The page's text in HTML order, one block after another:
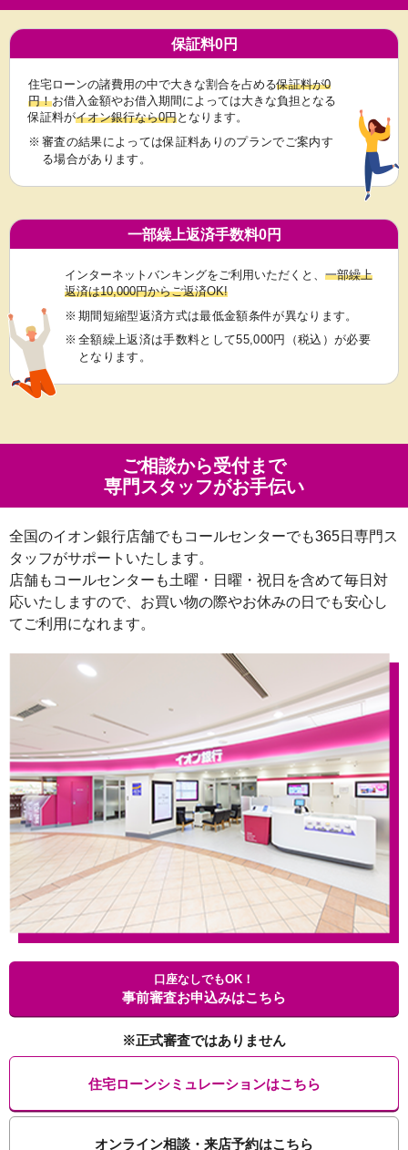
保証料0円
住宅ローンの諸費用の中で大きな割合を占める保証料が0
円！お借入金額やお借入期間によっては大きな負担となる
保証料がイオン銀行なら0円となります。
※ 審査の結果によっては保証料ありのプランでご案内す
る場合があります。
一部繰上返済手数料0円
インターネットバンキングをご利用いただくと、 一部繰上
返済は10,000円からご返済OK!
※ 期間短縮型返済方式は最低金額条件が異なります。
※ 全額繰上返済は手数料として55,000円（税込）が必要
となります。
ご相談から受付まで
専門スタッフがお手伝い
全国のイオン銀行店舗でもコールセンターでも365日専門ス
タッフがサポートいたします。
店舗もコールセンターも土曜・日曜・祝日を含めて毎日対
応いたしますので、お買い物の際やお休みの日でも安心し
てご利用になれます。
口座なしでもOK！
事前審査お申込みはこちら
※正式審査ではありません
住宅ローンシミュレーションはこちら
オンライン相談・来店予約はこちら